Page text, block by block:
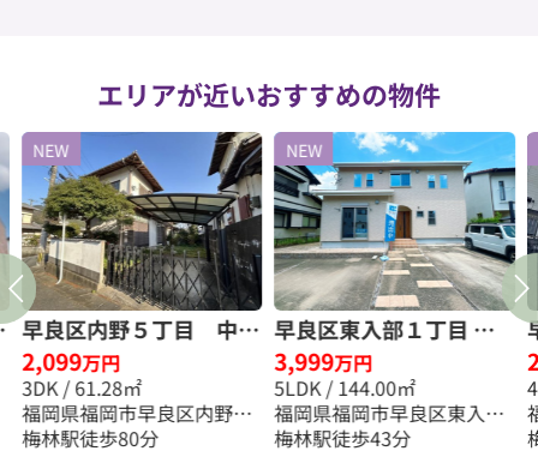
エリアが近いおすすめの物件
NEW
早良区内野５丁目 中古
一戸建☆仲介手数料無料
☆
2,099万円
3DK / 61.28㎡
福岡県福岡市早良区内野５
丁目
梅林駅徒歩80分
NEW
早良区東入部１丁目
中古一戸建☆仲介手数料
無料☆
3,999万円
5LDK / 144.00㎡
福岡県福岡市早良区東入部
１丁目
梅林駅徒歩43分